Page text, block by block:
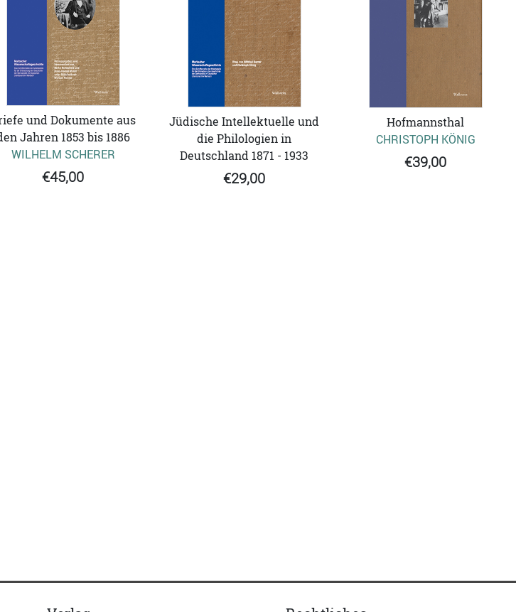
und Dokumente aus
Jahren 1853 bis 1886
WILHELM SCHERER
€45,00
Jüdische Intellektuelle und
die Philologien in
Deutschland 1871 - 1933
€29,00
Hofmannsthal
CHRISTOPH KÖNIG
€39,00